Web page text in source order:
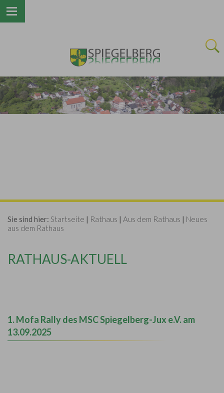
Sie sind hier: Startseite | Rathaus | Aus dem Rathaus | Neues
aus dem Rathaus
RATHAUS-AKTUELL
1. Mofa Rally des MSC Spiegelberg-Jux e.V. am
13.09.2025